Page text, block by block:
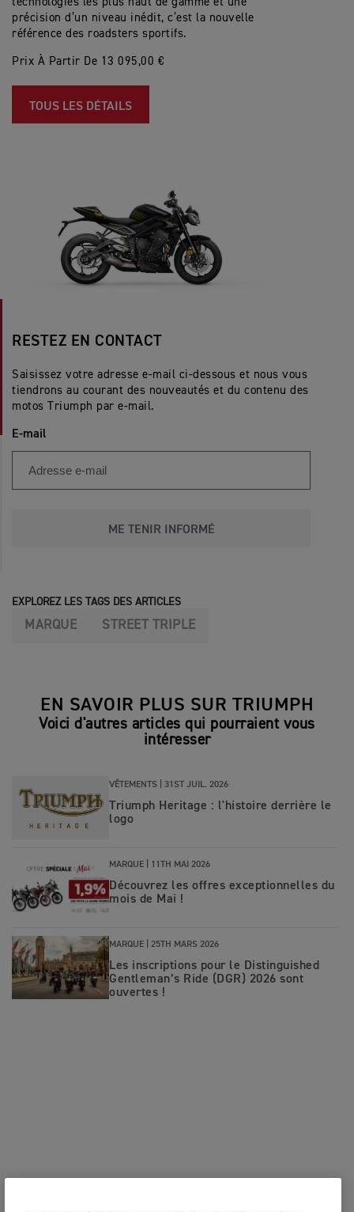
précision d’un niveau inédit, c’est la nouvelle
référence des roadsters sportifs.
Prix À Partir De 13 095,00 €
TOUS LES DÉTAILS
RESTEZ EN CONTACT
Saisissez votre adresse e-mail ci-dessous et nous vous
tiendrons au courant des nouveautés et du contenu des
motos Triumph par e-mail.
E-mail
ME TENIR INFORMÉ
EXPLOREZ LES TAGS DES ARTICLES
MARQUE STREET TRIPLE
EN SAVOIR PLUS SUR TRIUMPH
Voici d'autres articles qui pourraient vous
intéresser
VÊTEMENTS | 31ST JUIL. 2026
Triumph Heritage : l'histoire derrière le
logo
MARQUE | 11TH MAI 2026
Découvrez les offres exceptionnelles du
mois de Mai !
MARQUE | 25TH MARS 2026
Les inscriptions pour le Distinguished
Gentleman’s Ride (DGR) 2026 sont
ouvertes !